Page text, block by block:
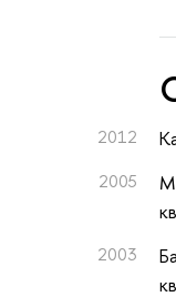
2012
2005
2003